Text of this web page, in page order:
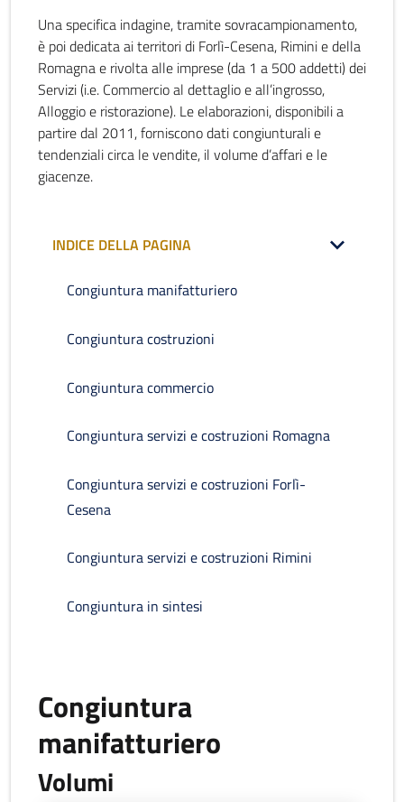
Una specifica indagine, tramite sovracampionamento,
è poi dedicata ai territori di Forlì-Cesena, Rimini e della
Romagna e rivolta alle imprese (da 1 a 500 addetti) dei
Servizi (i.e. Commercio al dettaglio e all’ingrosso,
Alloggio e ristorazione). Le elaborazioni, disponibili a
partire dal 2011, forniscono dati congiunturali e
tendenziali circa le vendite, il volume d’affari e le
giacenze.
INDICE DELLA PAGINA
Congiuntura manifatturiero
Congiuntura costruzioni
Congiuntura commercio
Congiuntura servizi e costruzioni Romagna
Congiuntura servizi e costruzioni Forlì-
Cesena
Congiuntura servizi e costruzioni Rimini
Congiuntura in sintesi
Congiuntura
manifatturiero
Volumi